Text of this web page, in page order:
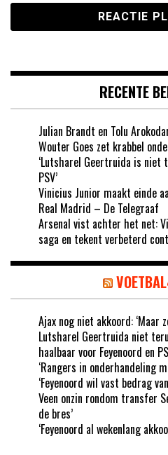
RECENTE
Julian Brandt en Tolu
Wouter Goes zet krabbel
‘Lutsharel Geertruida is niet
PSV’
Vinicius Junior maakt einde
Real Madrid – De Telegraaf
Arsenal vist achter het net:
saga en tekent verbeterd
Ajax nog niet akkoord: ‘Maar
Lutsharel Geertruida niet
haalbaar voor Feyenoord en
‘Rangers in onderhandeling
‘Feyenoord wil vast bedrag
Veen onzin rondom transfer
de bres’
‘Feyenoord al wekenlang